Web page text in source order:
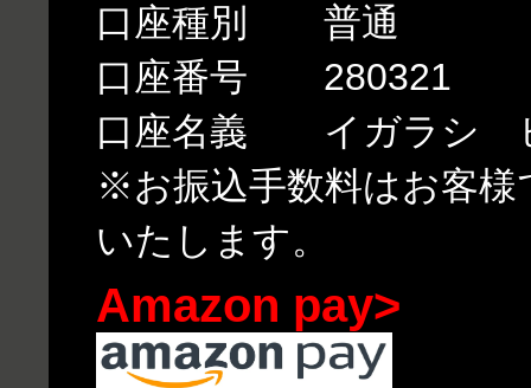
口座種別 普通
口座番号 280321
口座名義 イガラシ
※お振込手数料はお客
いたします。
Amazon pay>